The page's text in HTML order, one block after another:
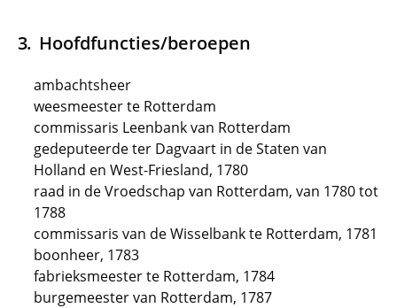
Hoofdfuncties/beroepen
ambachtsheer
weesmeester te Rotterdam
commissaris Leenbank van Rotterdam
gedeputeerde ter Dagvaart in de Staten van
Holland en West-Friesland, 1780
raad in de Vroedschap van Rotterdam, van 1780 tot
1788
commissaris van de Wisselbank te Rotterdam, 1781
boonheer, 1783
fabrieksmeester te Rotterdam, 1784
burgemeester van Rotterdam, 1787